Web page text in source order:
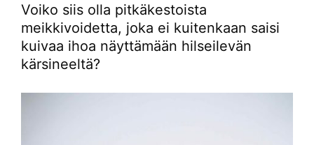
Voiko siis olla pitkäkestoista
meikkivoidetta, joka ei kuitenkaan saisi
kuivaa ihoa näyttämään hilseilevän
kärsineeltä?